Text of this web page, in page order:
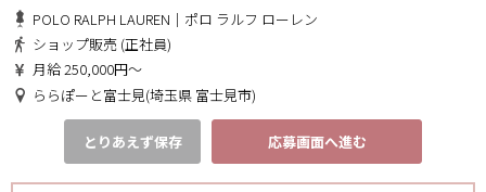
POLO RALPH LAUREN｜ポロ ラルフ ローレン
ショップ販売 (正社員)
月給 250,000円～
ららぽーと富士見(埼玉県 富士見市)
とりあえず保存 応募画面へ進む